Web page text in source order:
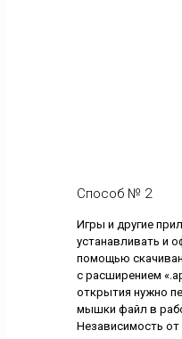
Способ № 2
Игры и другие
устанавливать и
помощью
с расширением
открытия нужно
мышки файл в
Независимость